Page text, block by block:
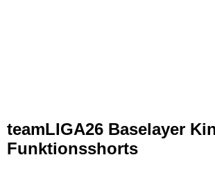
teamLIGA26 Baselayer
Funktionsshorts